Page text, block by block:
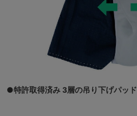
●特許取得済み 3層の吊り下げパッド